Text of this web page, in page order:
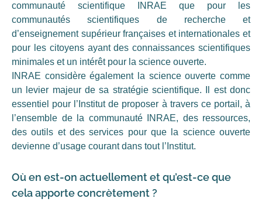
communauté scientifique INRAE que pour les
communautés scientifiques de recherche et
d’enseignement supérieur françaises et internationales et
pour les citoyens ayant des connaissances scientifiques
minimales et un intérêt pour la science ouverte.
INRAE considère également la science ouverte comme
un levier majeur de sa stratégie scientifique. Il est donc
essentiel pour l’Institut de proposer à travers ce portail, à
l’ensemble de la communauté INRAE, des ressources,
des outils et des services pour que la science ouverte
devienne d’usage courant dans tout l’Institut.
Où en est-on actuellement et qu’est-ce que
cela apporte concrètement ?